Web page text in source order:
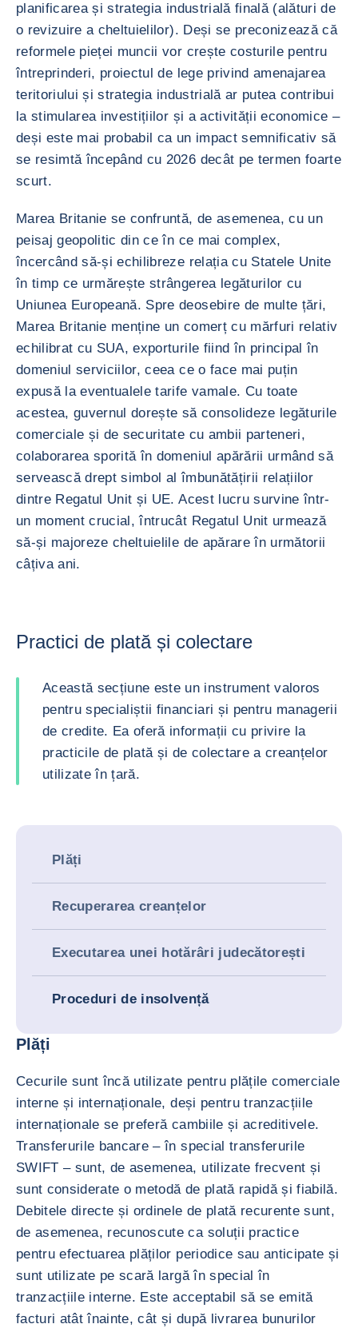
planificarea și strategia industrială finală (alături de
o revizuire a cheltuielilor). Deși se preconizează că
reformele pieței muncii vor crește costurile pentru
întreprinderi, proiectul de lege privind amenajarea
teritoriului și strategia industrială ar putea contribui
la stimularea investițiilor și a activității economice –
deși este mai probabil ca un impact semnificativ să
se resimtă începând cu 2026 decât pe termen foarte
scurt.
Marea Britanie se confruntă, de asemenea, cu un
peisaj geopolitic din ce în ce mai complex,
încercând să-și echilibreze relația cu Statele Unite
în timp ce urmărește strângerea legăturilor cu
Uniunea Europeană. Spre deosebire de multe țări,
Marea Britanie menține un comerț cu mărfuri relativ
echilibrat cu SUA, exporturile fiind în principal în
domeniul serviciilor, ceea ce o face mai puțin
expusă la eventualele tarife vamale. Cu toate
acestea, guvernul dorește să consolideze legăturile
comerciale și de securitate cu ambii parteneri,
colaborarea sporită în domeniul apărării urmând să
servească drept simbol al îmbunătățirii relațiilor
dintre Regatul Unit și UE. Acest lucru survine într-
un moment crucial, întrucât Regatul Unit urmează
să-și majoreze cheltuielile de apărare în următorii
câțiva ani.
Practici de plată și colectare
Această secțiune este un instrument valoros
pentru specialiștii financiari și pentru managerii
de credite. Ea oferă informații cu privire la
practicile de plată și de colectare a creanțelor
utilizate în țară.
Plăți
Recuperarea creanțelor
Executarea unei hotărâri judecătorești
Proceduri de insolvență
Plăți
Cecurile sunt încă utilizate pentru plățile comerciale
interne și internaționale, deși pentru tranzacțiile
internaționale se preferă cambiile și acreditivele.
Transferurile bancare – în special transferurile
SWIFT – sunt, de asemenea, utilizate frecvent și
sunt considerate o metodă de plată rapidă și fiabilă.
Debitele directe și ordinele de plată recurente sunt,
de asemenea, recunoscute ca soluții practice
pentru efectuarea plăților periodice sau anticipate și
sunt utilizate pe scară largă în special în
tranzacțiile interne. Este acceptabil să se emită
facturi atât înainte, cât și după livrarea bunurilor